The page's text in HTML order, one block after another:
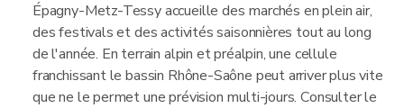
Épagny-Metz-Tessy accueille des marchés en plein air,
des festivals et des activités saisonnières tout au long
de l'année. En terrain alpin et préalpin, une cellule
franchissant le bassin Rhône-Saône peut arriver plus vite
que ne le permet une prévision multi-jours. Consulter le